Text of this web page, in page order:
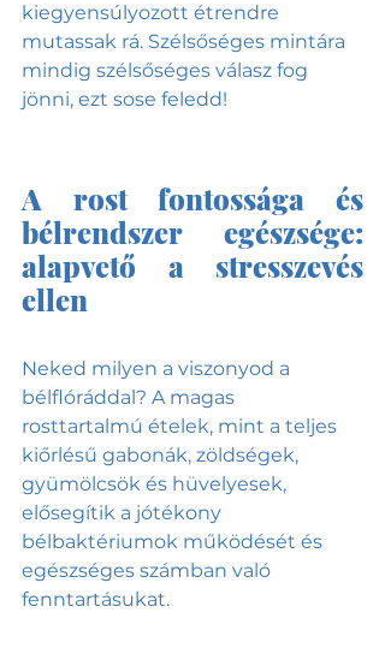
kiegyensúlyozott étrendre
mutassak rá. Szélsőséges mintára
mindig szélsőséges válasz fog
jönni, ezt sose feledd!
A rost fontossága és
bélrendszer egészsége:
alapvető a stresszevés
ellen
Neked milyen a viszonyod a
bélflóráddal? A magas
rosttartalmú ételek, mint a teljes
kiőrlésű gabonák, zöldségek,
gyümölcsök és hüvelyesek,
elősegítik a jótékony
bélbaktériumok működését és
egészséges számban való
fenntartásukat.